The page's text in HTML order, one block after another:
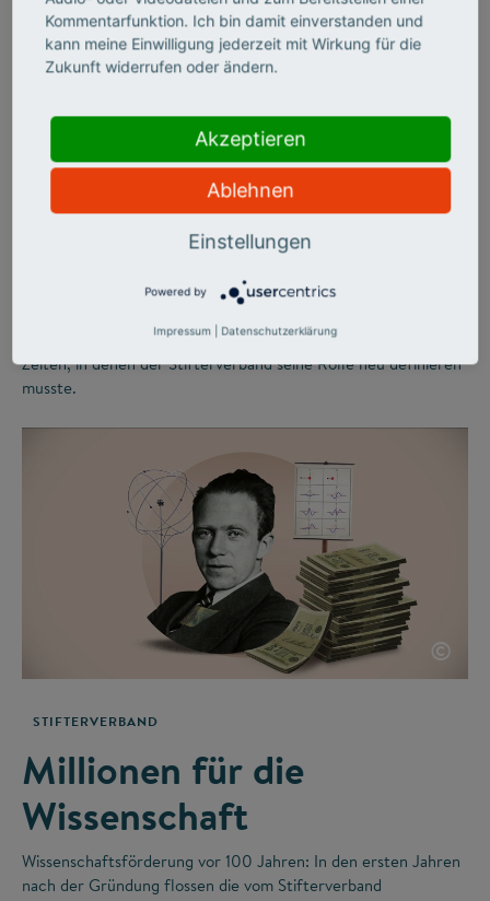
Zwischen
Wirtschaftsboom und
Bildungskatastrophe
Während in den 1960er-Jahren frischer Wind durch die
und Wissenschaftssektor öffentlicher Protest. Bewegte
Zeiten, in denen der Stifterverband seine Rolle neu definieren
musste.
©
STIFTERVERBAND
Millionen für die
Wissenschaft
Wissenschaftsförderung vor 100 Jahren: In den ersten Jahren
nach der Gründung flossen die vom Stifterverband
Kommentarfunktion. Ich bin damit einverstanden und
kann meine Einwilligung jederzeit mit Wirkung für die
Zukunft widerrufen oder ändern.
Akzeptieren
Ablehnen
Einstellungen
Powered by
Impressum Datenschutzerklärung